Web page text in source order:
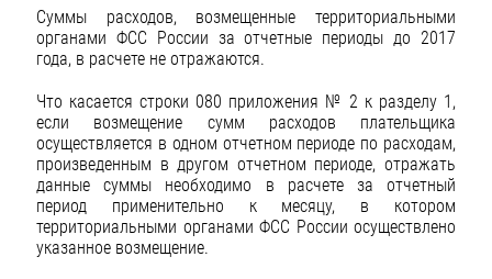
Суммы расходов, возмещенные территориальными
органами ФСС России за отчетные периоды до 2017
года, в расчете не отражаются.
Что касается строки 080 приложения № 2 к разделу 1,
если возмещение сумм расходов плательщика
осуществляется в одном отчетном периоде по расходам,
произведенным в другом отчетном периоде, отражать
данные суммы необходимо в расчете за отчетный
период применительно к месяцу, в котором
территориальными органами ФСС России осуществлено
указанное возмещение.